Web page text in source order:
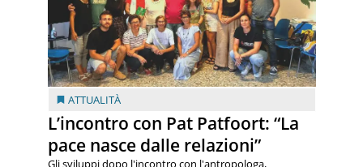
ATTUALITÀ
L’incontro con Pat Patfoort: “La
pace nasce dalle relazioni”
Gli sviluppi dopo l'incontro con l'antropologa,